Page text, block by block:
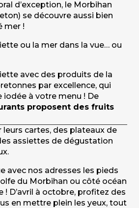
d’exception, le Morbihan
se découvre aussi bien
mer !
ou la mer dans la vue… ou
avec des produits de la
par excellence, qui
iodée à votre menu ! De
proposent des fruits
leurs cartes, des plateaux de
assiettes de dégustation
avec nos adresses les pieds
du Morbihan ou côté océan
! D’avril à octobre, profitez des
en mettre plein les yeux, tout